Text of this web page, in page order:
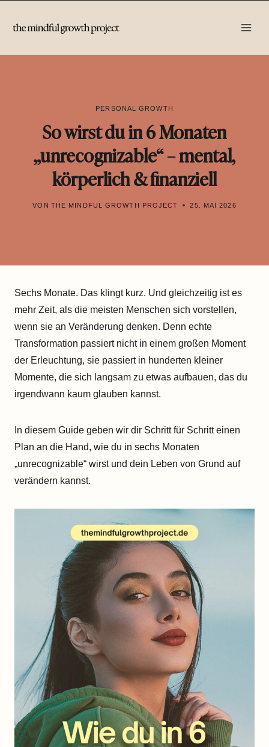
Inhalt
PERSONAL GROWTH
So wirst du in 6 Monaten
„unrecognizable“ – mental,
körperlich & finanziell
VON THE MINDFUL GROWTH PROJECT 25. MAI 2026
Sechs Monate. Das klingt kurz. Und gleichzeitig ist es
mehr Zeit, als die meisten Menschen sich vorstellen,
wenn sie an Veränderung denken. Denn echte
Transformation passiert nicht in einem großen Moment
der Erleuchtung, sie passiert in hunderten kleiner
Momente, die sich langsam zu etwas aufbauen, das du
irgendwann kaum glauben kannst.
In diesem Guide geben wir dir Schritt für Schritt einen
Plan an die Hand, wie du in sechs Monaten
„unrecognizable“ wirst und dein Leben von Grund auf
verändern kannst.